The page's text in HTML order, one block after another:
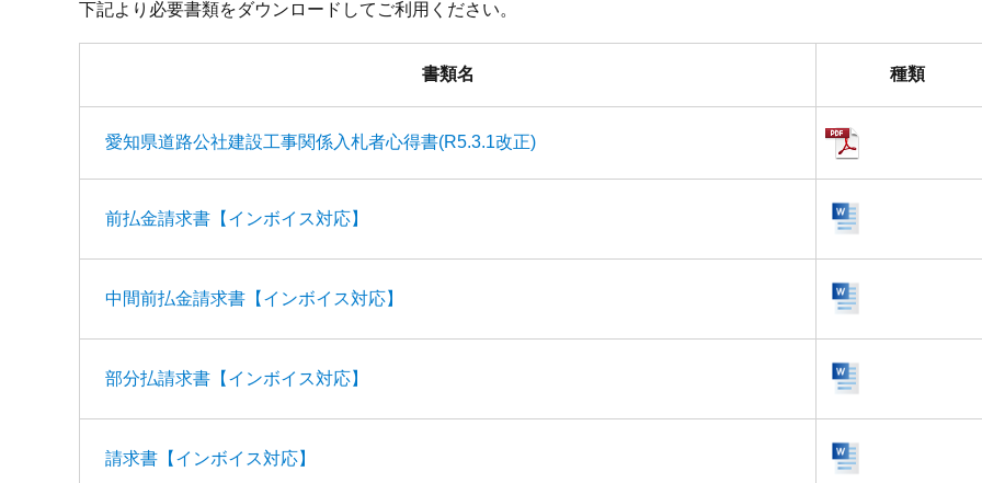
下記より必要書類をダウンロードしてご利用ください。
書類名 種類
愛知県道路公社建設工事関係入札者心得書(R5.3.1改正)
前払金請求書【インボイス対応】
中間前払金請求書【インボイス対応】
部分払請求書【インボイス対応】
請求書【インボイス対応】